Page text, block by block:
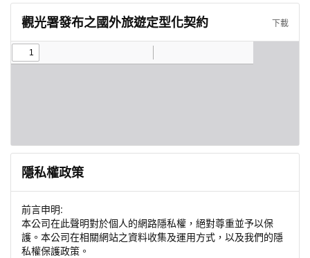
觀光署發布之國外旅遊定型化契約 下載
隱私權政策
前言申明:
本公司在此聲明對於個人的網路隱私權，絕對尊重並予以保
護。本公司在相關網站之資料收集及運用方式，以及我們的隱
私權保護政策。